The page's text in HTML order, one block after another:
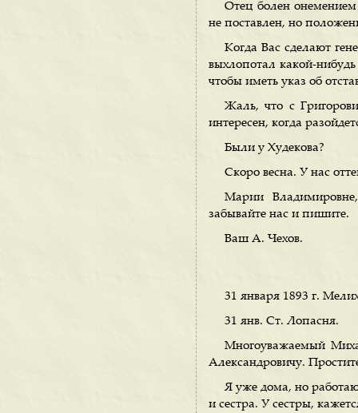
Отец болен
не поставлен, но
Когда Вас сделают
выхлопотал какой-
чтобы иметь указ об
Жаль, что с
интересен, когда
Были у Худекова?
Скоро весна. У нас
Марии
забывайте нас и пишите.
Ваш А. Чехов.
31 января 1893 г.
31 янв. Ст. Лопасня.
Многоуважаемый
Александровичу.
Я уже дома, но работаю
и сестра. У сестры,